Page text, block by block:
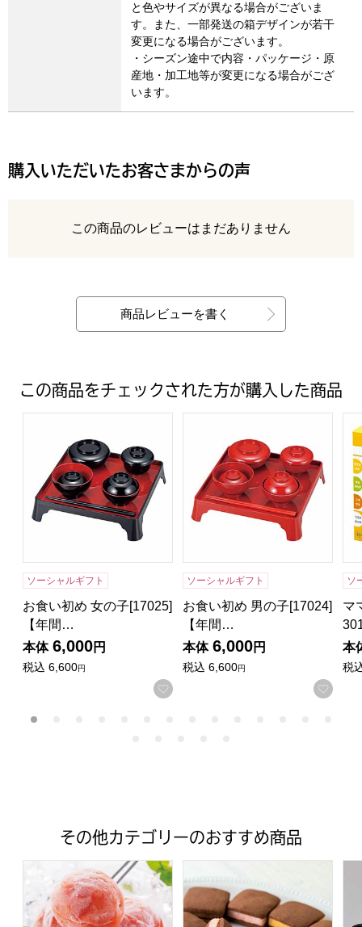
と色やサイズが異なる場合がございま
す。また、一部発送の箱デザインが若干
変更になる場合がございます。
・シーズン途中で内容・パッケージ・原
産地・加工地等が変更になる場合がござ
います。
購入いただいたお客さまからの声
レビュー
この商品のレビューはまだありません
商品レビューを書く
この商品をチェックされた方が購入した商品
ソーシャルギフト
お食い初め 女の子[17025]
【年間…
本体 6,000円
税込 6,600円
お気に入りに登録する
ソーシャルギフト
お食い初め 男の子[17024]
【年間…
本体 6,000円
税込 6,600円
お気
ソ
マ
本
税
その他カテゴリーのおすすめ商品
岩惣 紀州アイス梅【夏の贈りもの・お中元】[IICE-C9]